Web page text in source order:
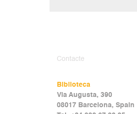
Contacte
Biblioteca
Via Augusta, 390
08017 Barcelona, Spain